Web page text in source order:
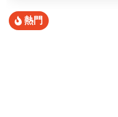
熱門